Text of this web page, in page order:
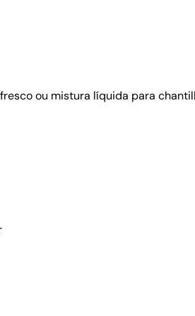
ou mistura líquida para